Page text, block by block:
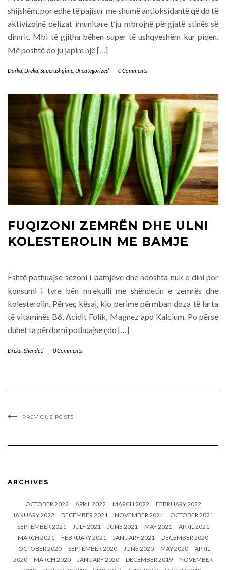
shijshëm, por edhe të pajisur me shumë antioksidantë që do të
aktivizojnë qelizat imunitare t’ju mbrojnë përgjatë stinës së
dimrit. Mbi të gjitha bëhen super të ushqyeshëm kur piqen.
Më poshtë do ju japim një […]
Darka Dreka Superushqime Uncategorized - 0 Comments
FUQIZONI ZEMRËN DHE ULNI
KOLESTEROLIN ME BAMJE
Është pothuajse sezoni i bamjeve dhe ndoshta nuk e dini por
konsumi i tyre bën mrekulli me shëndetin e zemrës dhe
kolesterolin. Përveç kësaj, kjo perime përmban doza të larta
të vitaminës B6, Acidit Folik, Magnez apo Kalcium. Po përse
duhet ta përdorni pothuajse çdo […]
Dreka Shëndeti - 0 Comments
PREVIOUS POSTS
ARCHIVES
OCTOBER 2022 APRIL 2022 MARCH 2022
FEBRUARY 2022
JANUARY 2022
DECEMBER 2021 NOVEMBER 2021
OCTOBER 2021
SEPTEMBER 2021
JULY 2021 JUNE 2021 MAY 2021
APRIL 2021
MARCH 2021
FEBRUARY 2021 JANUARY 2021
DECEMBER 2020
OCTOBER 2020
SEPTEMBER 2020 JUNE 2020 MAY 2020
APRIL
2020
MARCH 2020 JANUARY 2020 DECEMBER 2019
NOVEMBER